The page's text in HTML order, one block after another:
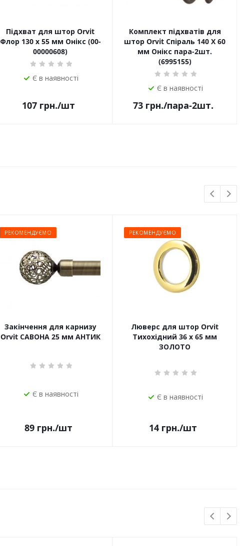
Підхват для штор Orvit
Флор 130 х 55 мм Онікс (00-
00000608)
Є в наявності
107 грн./шт
Комплект підхватів для
штор Orvit Спіраль 140 Х 60
мм Онікс пара-2шт.
(6995155)
Є в наявності
73грн./пара-2шт.
РЕКОМЕНДУЄМО
Закінчення для карнизу
Orvit САВОНА 25 мм АНТИК
Є в наявності
89 грн./шт
РЕКОМЕНДУЄМО
Люверс для штор Orvit
Тихохідний 36 х 65 мм
ЗОЛОТО
Є в наявності
14 грн./шт